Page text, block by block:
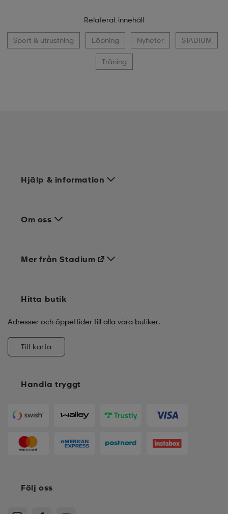
Relaterat innehåll
Sport & utrustning Löpning Nyheter STADIUM
Träning
Hjälp & information
Om oss
Handla tryggt
Mer från Stadium
Hitta butik
Adresser och öppettider till alla våra butiker.
Till karta
Följ oss